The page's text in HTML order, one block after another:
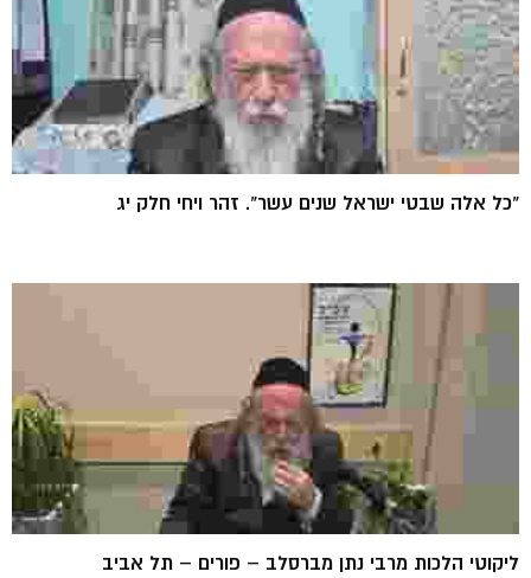
"כל אלה שבטי ישראל שנים עשר". זהר ויחי חלק יג
ליקוטי הלכות מרבי נתן מברסלב – פורים – תל אביב